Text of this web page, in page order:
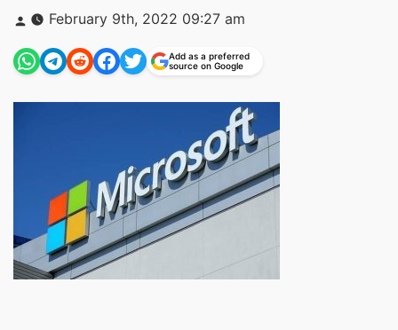
Posted
by
February 9th, 2022 09:27 am
Add as a preferred
source on Google